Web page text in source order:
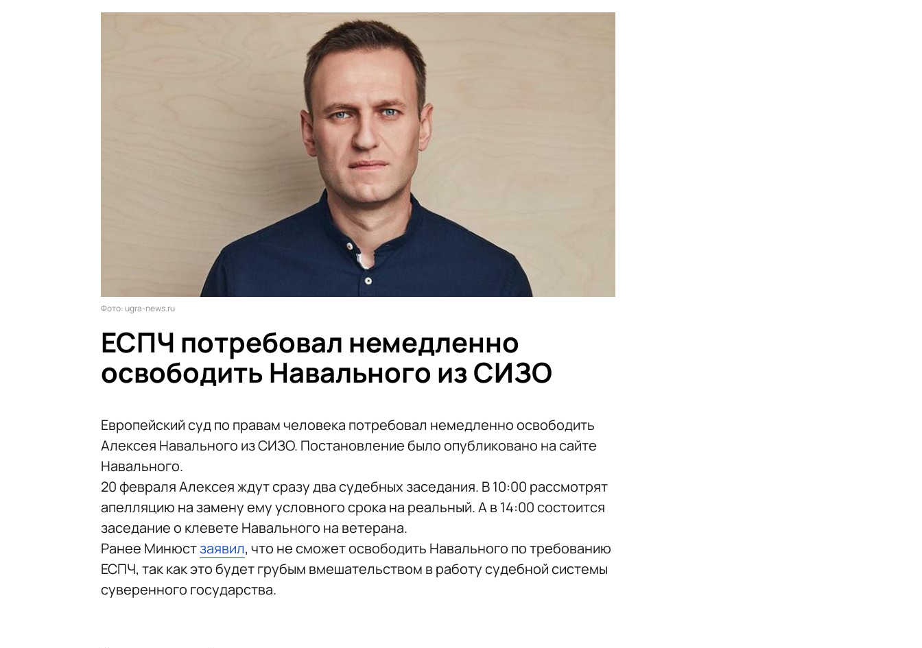
Фото: ugra-news.ru
ЕСПЧ потребовал немедленно
освободить Навального из СИЗО
Европейский суд по правам человека потребовал немедленно освободить
Алексея Навального из СИЗО. Постановление было опубликовано на сайте
Навального.
20 февраля Алексея ждут сразу два судебных заседания. В 10:00 рассмотрят
апелляцию на замену ему условного срока на реальный. А в 14:00 состоится
заседание о клевете Навального на ветерана.
Ранее Минюстзаявил, что не сможет освободить Навального по требованию
ЕСПЧ, так как это будет грубым вмешательством в работу судебной системы
суверенного государства.